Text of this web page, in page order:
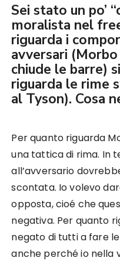
Sei stato un po’
moralista nel
riguarda i
avversari
chiude le barre)
riguarda le rime
al Tyson). Cosa
Per quanto riguarda
una tattica di rima. In
all’avversario
scontata. Io volevo
opposta, cioé che
negativa. Per quanto
negato di tutti a fare
anche perché io nella